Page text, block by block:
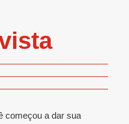
começou a dar sua